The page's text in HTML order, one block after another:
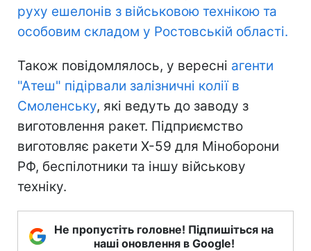
руху ешелонів з військовою технікою та
особовим складом у Ростовській області.
Також повідомлялось, у вересні агенти
"Атеш" підірвали залізничні колії в
Смоленську, які ведуть до заводу з
виготовлення ракет. Підприємство
виготовляє ракети Х-59 для Міноборони
РФ, беспілотники та іншу військову
техніку.
Не пропустіть головне! Підпишіться на
наші оновлення в Google!